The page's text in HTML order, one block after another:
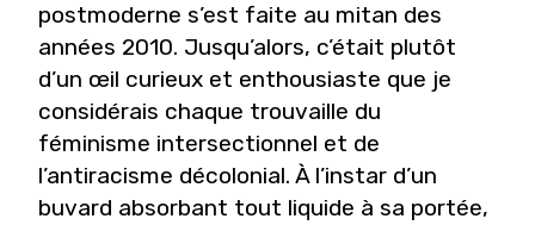
postmoderne s’est faite au mitan des
années 2010. Jusqu’alors, c’était plutôt
d’un œil curieux et enthousiaste que je
considérais chaque trouvaille du
féminisme intersectionnel et de
l’antiracisme décolonial. À l’instar d’un
buvard absorbant tout liquide à sa portée,